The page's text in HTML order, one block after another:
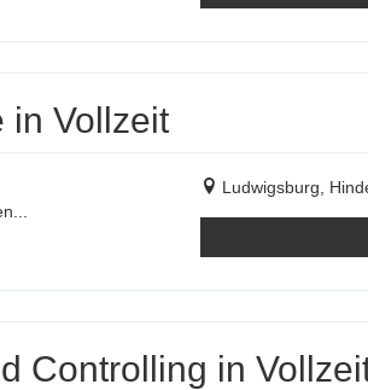
in Vollzeit
Ludwigsburg,
Controlling in